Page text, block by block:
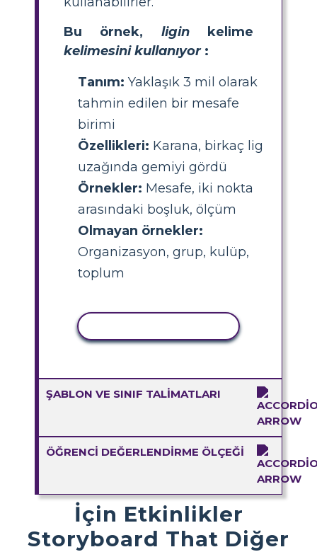
Bu örnek, liginkelime
kelimesini kullanıyor:
Tanım: Yaklaşık 3 mil olarak
tahmin edilen bir mesafe
birimi
Özellikleri: Karana, birkaç lig
uzağında gemiyi gördü
Örnekler: Mesafe, iki nokta
arasındaki boşluk, ölçüm
Olmayan örnekler:
Organizasyon, grup, kulüp,
toplum
ŞABLON VE SINIF TALIMATLARI
ÖĞRENCI DEĞERLENDIRME ÖLÇEĞI
İçin Etkinlikler
Storyboard That Diğer